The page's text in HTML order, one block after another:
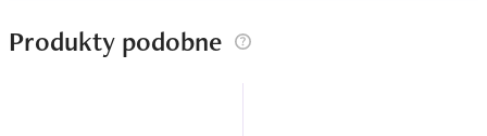
Produkty podobne